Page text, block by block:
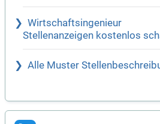
Wirtschaftsingenieur
Stellenanzeigen kostenlos
Alle Muster